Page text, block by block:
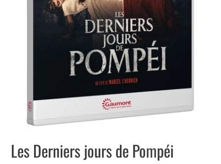
Les Derniers jours de Pompéi